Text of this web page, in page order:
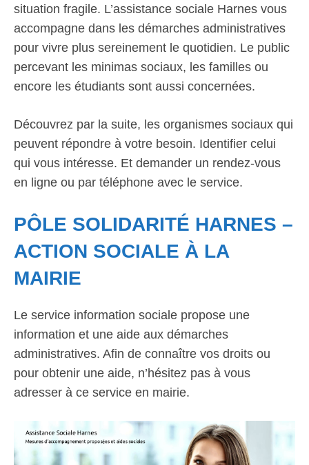
situation fragile. L’assistance sociale Harnes vous
accompagne dans les démarches administratives
pour vivre plus sereinement le quotidien. Le public
percevant les minimas sociaux, les familles ou
encore les étudiants sont aussi concernées.
Découvrez par la suite, les organismes sociaux qui
peuvent répondre à votre besoin. Identifier celui
qui vous intéresse. Et demander un rendez-vous
en ligne ou par téléphone avec le service.
PÔLE SOLIDARITÉ HARNES –
ACTION SOCIALE À LA
MAIRIE
Le service information sociale propose une
information et une aide aux démarches
administratives. Afin de connaître vos droits ou
pour obtenir une aide, n’hésitez pas à vous
adresser à ce service en mairie.